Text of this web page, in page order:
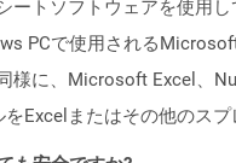
ートソフトウェアを使用
PCで使用される
様に、Microsoft Excel、
Excelまたはその他のスプ